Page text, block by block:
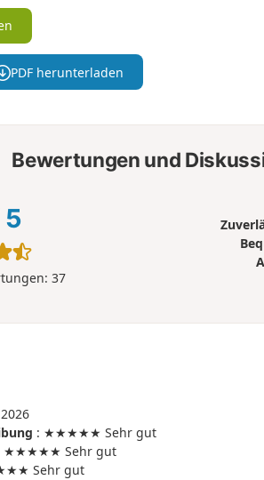
PDF herunterladen
Bewertungen und
5
37
: ★★★★★ Sehr gut
Sehr gut
Sehr gut